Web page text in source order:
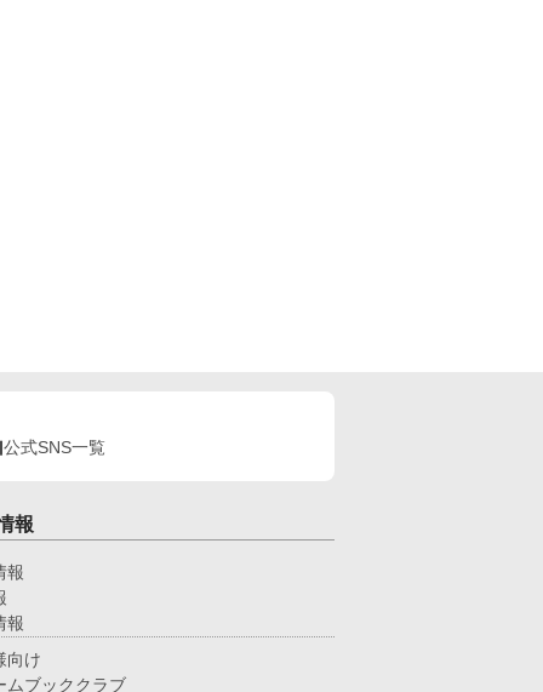
公式SNS一覧
報
報
報
向け
ムブッククラブ